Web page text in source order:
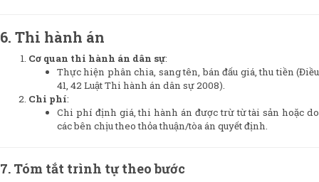
6. Thi hành án
Cơ quan thi hành án dân sự:
Thực hiện phân chia, sang tên, bán đấu giá, thu tiền (Điều
41, 42 Luật Thi hành án dân sự 2008).
Chi phí:
Chi phí định giá, thi hành án được trừ từ tài sản hoặc do
các bên chịu theo thỏa thuận/tòa án quyết định.
7. Tóm tắt trình tự theo bước